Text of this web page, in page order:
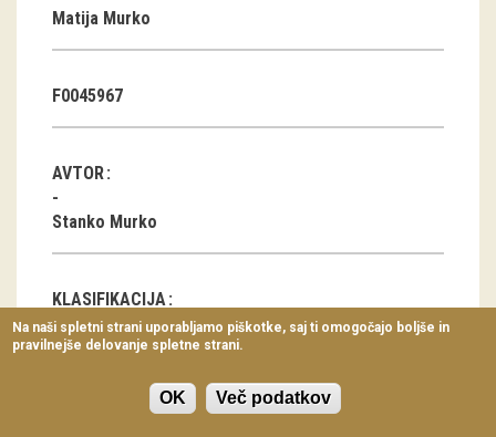
Razstavni projekti
Napovednik
Arhiv razstav
Koledar dogodkov
Prireditve
Predavanja
Delavnice
Vodeni ogledi
Matija Murko
F0045967
AVTOR
Stanko Murko
KLASIFIKACIJA
Javna stavba, javni prostor
Na naši spletni strani uporabljamo piškotke, saj ti omogočajo boljše in
pravilnejše delovanje spletne strani.
OK Več podatkov